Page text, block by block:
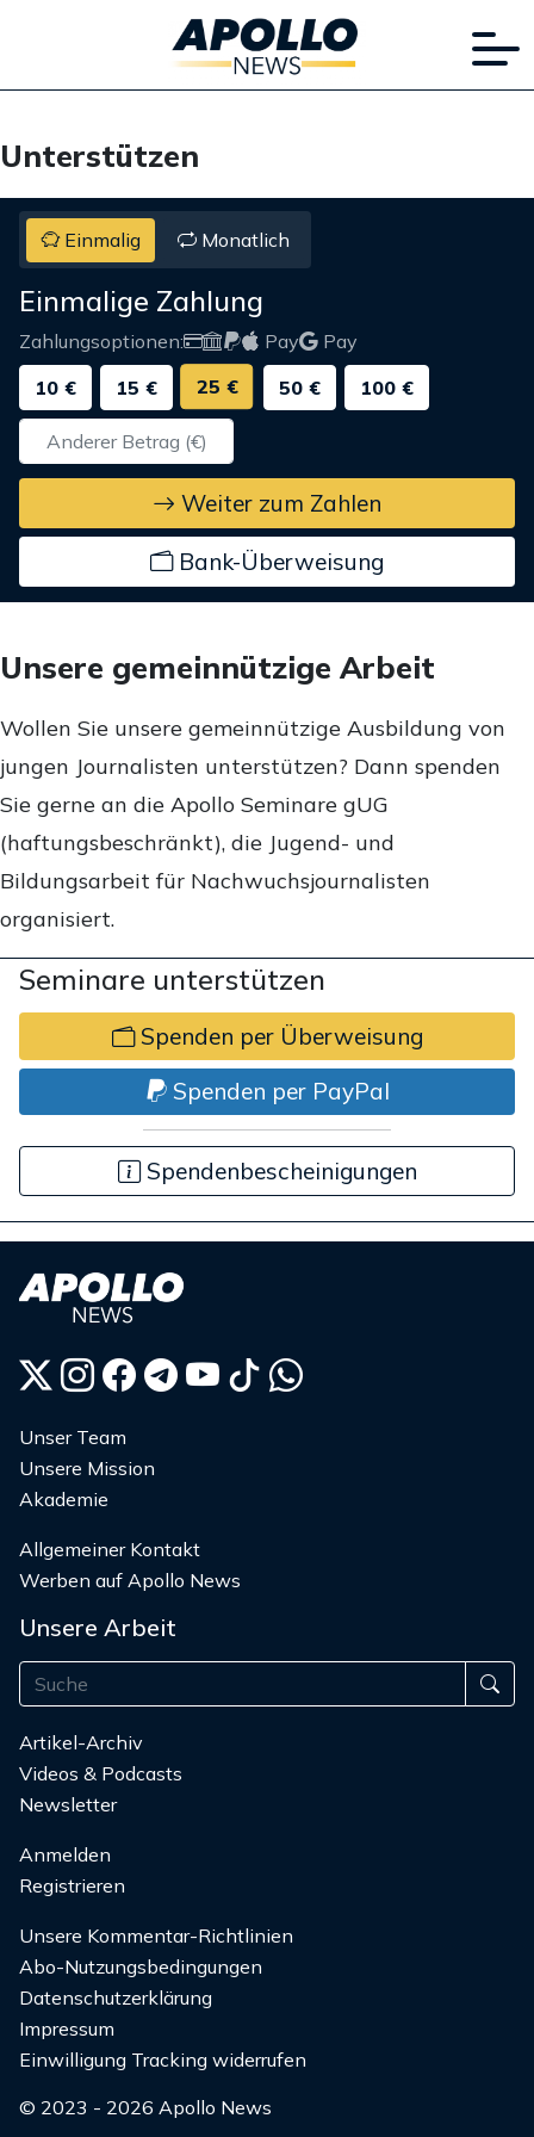
Unterstützen
Einmalig Monatlich
Einmalige Zahlung
Zahlungsoptionen: Pay
Pay
10 €
15 € 25 € 50 € 100 €
Weiter zum Zahlen
Bank-Überweisung
Unsere gemeinnützige Arbeit
Wollen Sie unsere gemeinnützige Ausbildung von
jungen Journalisten unterstützen? Dann spenden
Sie gerne an die Apollo Seminare gUG
(haftungsbeschränkt), die Jugend- und
Bildungsarbeit für Nachwuchsjournalisten
organisiert.
Seminare unterstützen
Spenden per Überweisung
Spenden per PayPal
Spendenbescheinigungen
Unser Team
Unsere Mission
Akademie
Allgemeiner Kontakt
Werben auf Apollo News
Unsere Arbeit
Artikel-Archiv
Videos & Podcasts
Newsletter
Anmelden
Registrieren
Unsere Kommentar-Richtlinien
Abo-Nutzungsbedingungen
Datenschutzerklärung
Impressum
Einwilligung Tracking widerrufen
© 2023 - 2026 Apollo News